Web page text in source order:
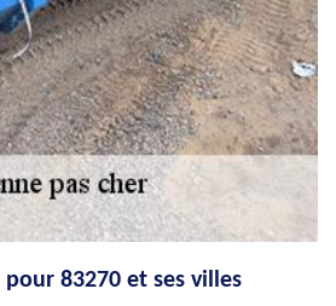
83270 et ses villes